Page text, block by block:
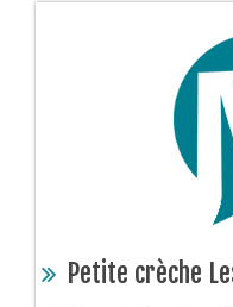
Economie & Tourisme
Entreprises & emplois
Développement
LEADER, aides
Petite crèche